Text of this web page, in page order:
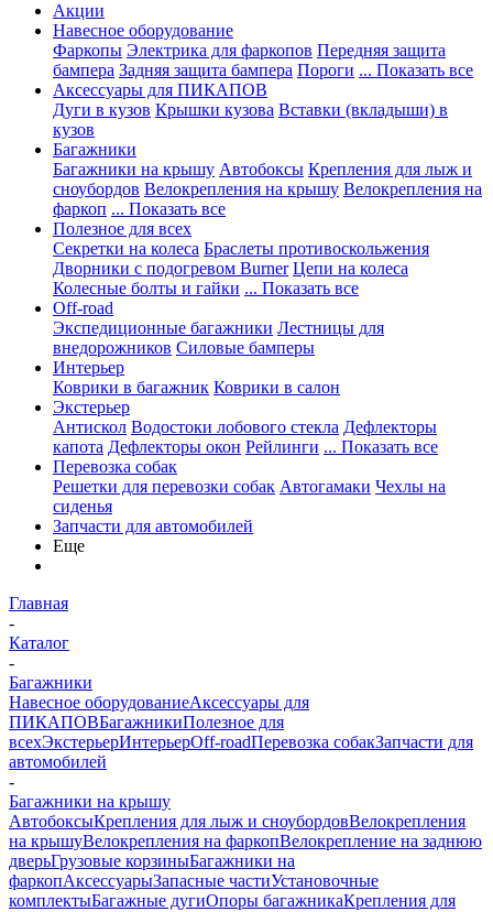
Акции
Навесное оборудование
Фаркопы Электрика для фаркопов Передняя защита
бампера Задняя защита бампера Пороги ... Показать все
Аксессуары для ПИКАПОВ
Дуги в кузов Крышки кузова Вставки (вкладыши) в
кузов
Багажники
Багажники на крышу Автобоксы Крепления для лыж и
сноубордов Велокрепления на крышу Велокрепления на
фаркоп ... Показать все
Полезное для всех
Секретки на колеса Браслеты противоскольжения
Дворники с подогревом Burner Цепи на колеса
Колесные болты и гайки ... Показать все
Off-road
Экспедиционные багажники Лестницы для
внедорожников Силовые бамперы
Интерьер
Коврики в багажник Коврики в салон
Экстерьер
Антискол Водостоки лобового стекла Дефлекторы
капота Дефлекторы окон Рейлинги ... Показать все
Перевозка собак
Решетки для перевозки собак Автогамаки Чехлы на
сиденья
Запчасти для автомобилей
Еще
Главная
-
Каталог
-
Багажники
Навесное оборудованиеАксессуары для
ПИКАПОВБагажникиПолезное для
всехЭкстерьерИнтерьерOff-roadПеревозка собакЗапчасти для
автомобилей
-
Багажники на крышу
АвтобоксыКрепления для лыж и сноубордовВелокрепления
на крышуВелокрепления на фаркопВелокрепление на заднюю
дверьГрузовые корзиныБагажники на
фаркопАксессуарыЗапасные частиУстановочные
комплектыБагажные дугиОпоры багажникаКрепления для